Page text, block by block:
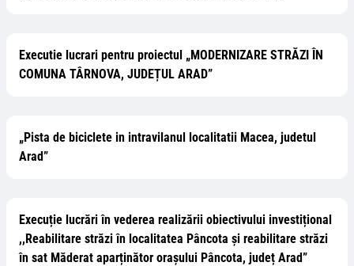
Executie lucrari pentru proiectul „MODERNIZARE STRĂZI ÎN
COMUNA TÂRNOVA, JUDEȚUL ARAD”
„Pista de biciclete in intravilanul localitatii Macea, judetul
Arad”
Execuție lucrări în vederea realizării obiectivului investițional
,,Reabilitare străzi în localitatea Pâncota și reabilitare străzi
în sat Măderat aparținător orașului Pâncota, județ Arad”